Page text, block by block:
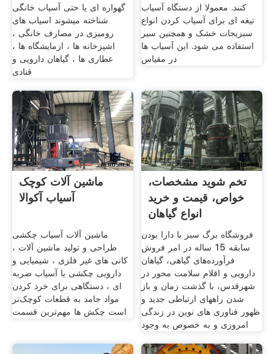
گهواره ای یا حتی آسیاب خانگی
شناخته میشوند اسیاب های
رومیزی در مصارف خانگی ،
اشپزخانه ها ، ازمایشگاه ها ،
عطاری ها ، گیاهان دارویی و
قنادی
کنند. معمولا از دستگاه آسیاب
تیغه ای برای آسیاب کردن انواع
سبزیجات خشک و همچنین سیر
استفاده می شود. این آسیاب ها
در مقیاس
ماشین آلات کوچک
آسیاب آکوالا
ماشین آلات آسیاب چکشی
طراحی و تولید ماشین آلات ،
کانی های غیر فلزی ، شیمیایی و
دارویی چکشی یا آسیاب ضربه
ای ، دستگاهی برای خرد کردن
مواد جامد به قطعات کوچک‌تر
است چکش ها مهم‌ترین قسمت
تخم شوید مشخصات،
خواص، قیمت و خرید
انواع گیاهان
فروشگاه برگ سبز با دارا بودن
سابقه 15 ساله در امر فروش
فرآورده‌های گیاهی، گیاهان
دارویی و اقلام سلامت محور در
شهرقدس، با گذشت زمان و باز
شدن راههای ارتباطی جدید و
ظهور فناوری های نوین در زندگی
امروزی و به خصوص به وجود